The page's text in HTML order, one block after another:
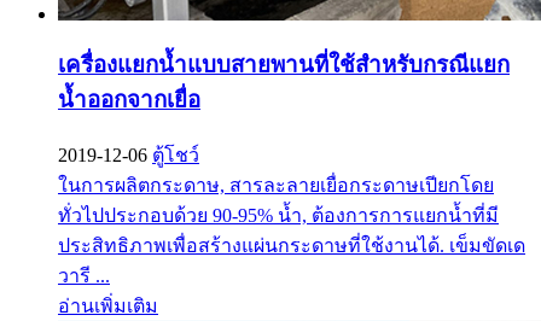
เครื่องแยกน้ำแบบสายพานที่ใช้สำหรับกรณีแยก
น้ำออกจากเยื่อ
2019-12-06 ตู้โชว์
ในการผลิตกระดาษ, สารละลายเยื่อกระดาษเปียกโดย
ทั่วไปประกอบด้วย 90-95% น้ำ, ต้องการการแยกน้ำที่มี
ประสิทธิภาพเพื่อสร้างแผ่นกระดาษที่ใช้งานได้. เข็มขัดเด
วารี ...
อ่านเพิ่มเติม